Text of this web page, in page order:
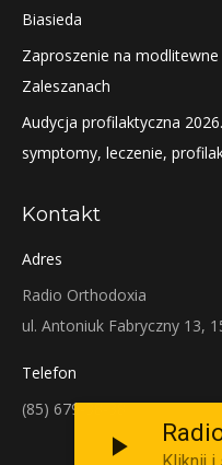
Biasieda
Zaproszenie na
Zaleszanach
Audycja profilaktyczna
symptomy, leczenie,
Kontakt
Adres
Radio Orthodoxia
ul. Antoniuk Fabryczny 13,
Telefon
(85) 679-38-38